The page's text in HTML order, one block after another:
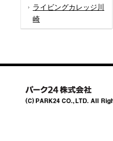
ライビングカレッジ川
崎